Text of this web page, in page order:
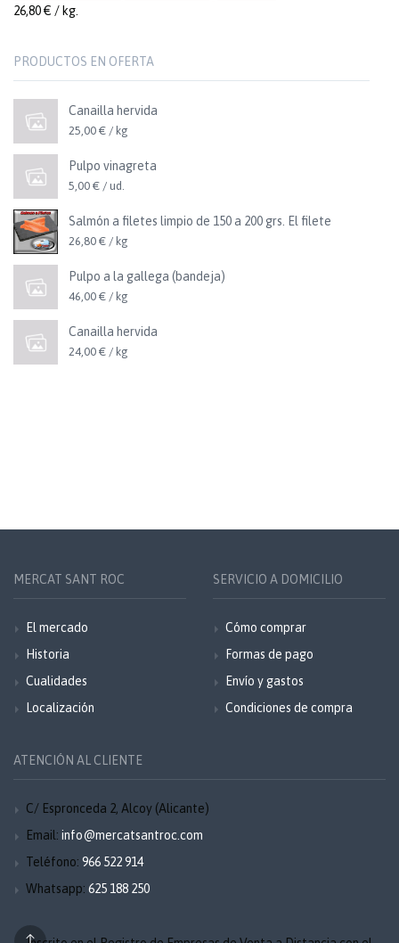
26,80 € / kg.
PRODUCTOS EN OFERTA
Canailla hervida
25,00 € / kg
Pulpo vinagreta
5,00 € / ud.
Salmón a filetes limpio de 150 a 200 grs. El filete
26,80 € / kg
Pulpo a la gallega (bandeja)
46,00 € / kg
Canailla hervida
24,00 € / kg
MERCAT SANT ROC
El mercado
Historia
Cualidades
Localización
SERVICIO A DOMICILIO
Cómo comprar
Formas de pago
Envío y gastos
Condiciones de compra
ATENCIÓN AL CLIENTE
C/ Espronceda 2, Alcoy (Alicante)
Email: info@mercatsantroc.com
Teléfono: 966 522 914
Whatsapp: 625 188 250